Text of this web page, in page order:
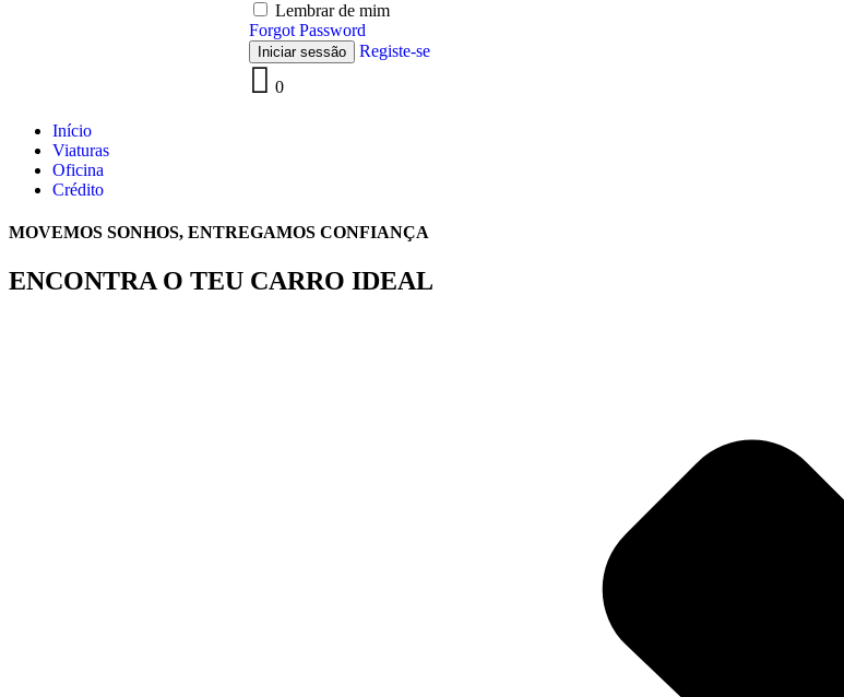
Lembrar de mim
Forgot Password
Registe-se
0
Início
Viaturas
Oficina
Crédito
MOVEMOS SONHOS, ENTREGAMOS CONFIANÇA
ENCONTRA O TEU CARRO IDEAL